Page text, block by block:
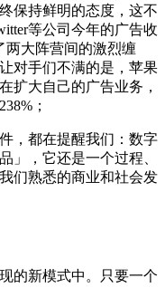
保持鲜明的态度，这不
等公司今年的广告收
两大阵营间的激烈缠
对手们不满的是，苹果
大自己的广告业务，
；
，都在提醒我们：数字
」，它还是一个过程、
们熟悉的商业和社会发
的新模式中。只要一个